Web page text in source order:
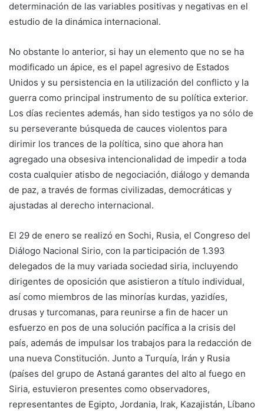
determinación de las variables positivas y negativas en el
estudio de la dinámica internacional.
No obstante lo anterior, si hay un elemento que no se ha
modificado un ápice, es el papel agresivo de Estados
Unidos y su persistencia en la utilización del conflicto y la
guerra como principal instrumento de su política exterior.
Los días recientes además, han sido testigos ya no sólo de
su perseverante búsqueda de cauces violentos para
dirimir los trances de la política, sino que ahora han
agregado una obsesiva intencionalidad de impedir a toda
costa cualquier atisbo de negociación, diálogo y demanda
de paz, a través de formas civilizadas, democráticas y
ajustadas al derecho internacional.
El 29 de enero se realizó en Sochi, Rusia, el Congreso del
Diálogo Nacional Sirio, con la participación de 1.393
delegados de la muy variada sociedad siria, incluyendo
dirigentes de oposición que asistieron a título individual,
así como miembros de las minorías kurdas, yazidíes,
drusas y turcomanas, para reunirse a fin de hacer un
esfuerzo en pos de una solución pacífica a la crisis del
país, además de impulsar los trabajos para la redacción de
una nueva Constitución. Junto a Turquía, Irán y Rusia
(países del grupo de Astaná garantes del alto al fuego en
Siria, estuvieron presentes como observadores,
representantes de Egipto, Jordania, Irak, Kazajistán, Líbano